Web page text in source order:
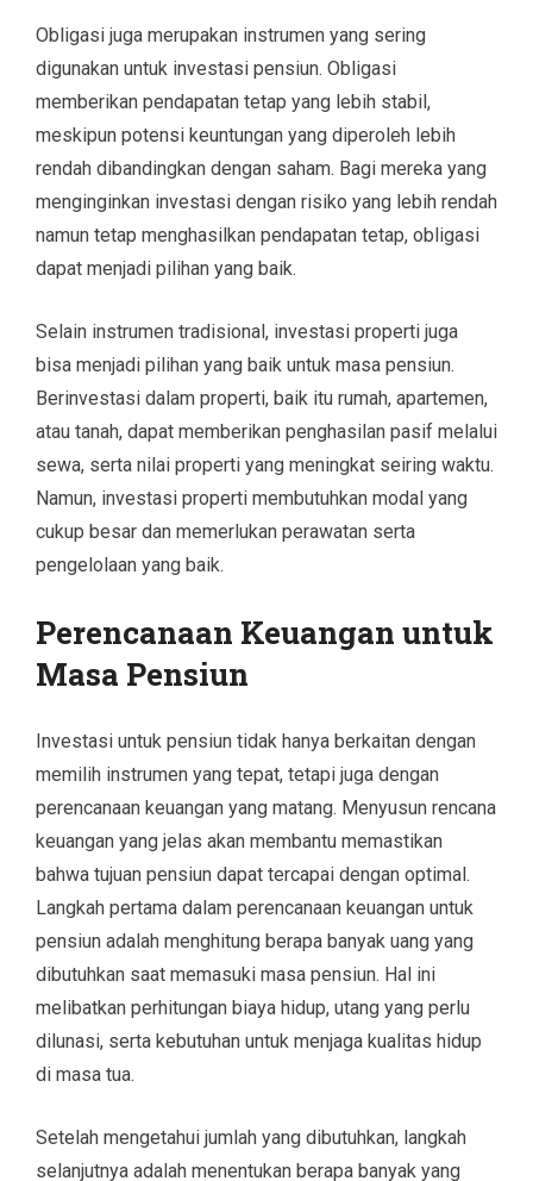
Obligasi juga merupakan instrumen yang sering
digunakan untuk investasi pensiun. Obligasi
memberikan pendapatan tetap yang lebih stabil,
meskipun potensi keuntungan yang diperoleh lebih
rendah dibandingkan dengan saham. Bagi mereka yang
menginginkan investasi dengan risiko yang lebih rendah
namun tetap menghasilkan pendapatan tetap, obligasi
dapat menjadi pilihan yang baik.
Selain instrumen tradisional, investasi properti juga
bisa menjadi pilihan yang baik untuk masa pensiun.
Berinvestasi dalam properti, baik itu rumah, apartemen,
atau tanah, dapat memberikan penghasilan pasif melalui
sewa, serta nilai properti yang meningkat seiring waktu.
Namun, investasi properti membutuhkan modal yang
cukup besar dan memerlukan perawatan serta
pengelolaan yang baik.
Perencanaan Keuangan untuk
Masa Pensiun
Investasi untuk pensiun tidak hanya berkaitan dengan
memilih instrumen yang tepat, tetapi juga dengan
perencanaan keuangan yang matang. Menyusun rencana
keuangan yang jelas akan membantu memastikan
bahwa tujuan pensiun dapat tercapai dengan optimal.
Langkah pertama dalam perencanaan keuangan untuk
pensiun adalah menghitung berapa banyak uang yang
dibutuhkan saat memasuki masa pensiun. Hal ini
melibatkan perhitungan biaya hidup, utang yang perlu
dilunasi, serta kebutuhan untuk menjaga kualitas hidup
di masa tua.
Setelah mengetahui jumlah yang dibutuhkan, langkah
selanjutnya adalah menentukan berapa banyak yang